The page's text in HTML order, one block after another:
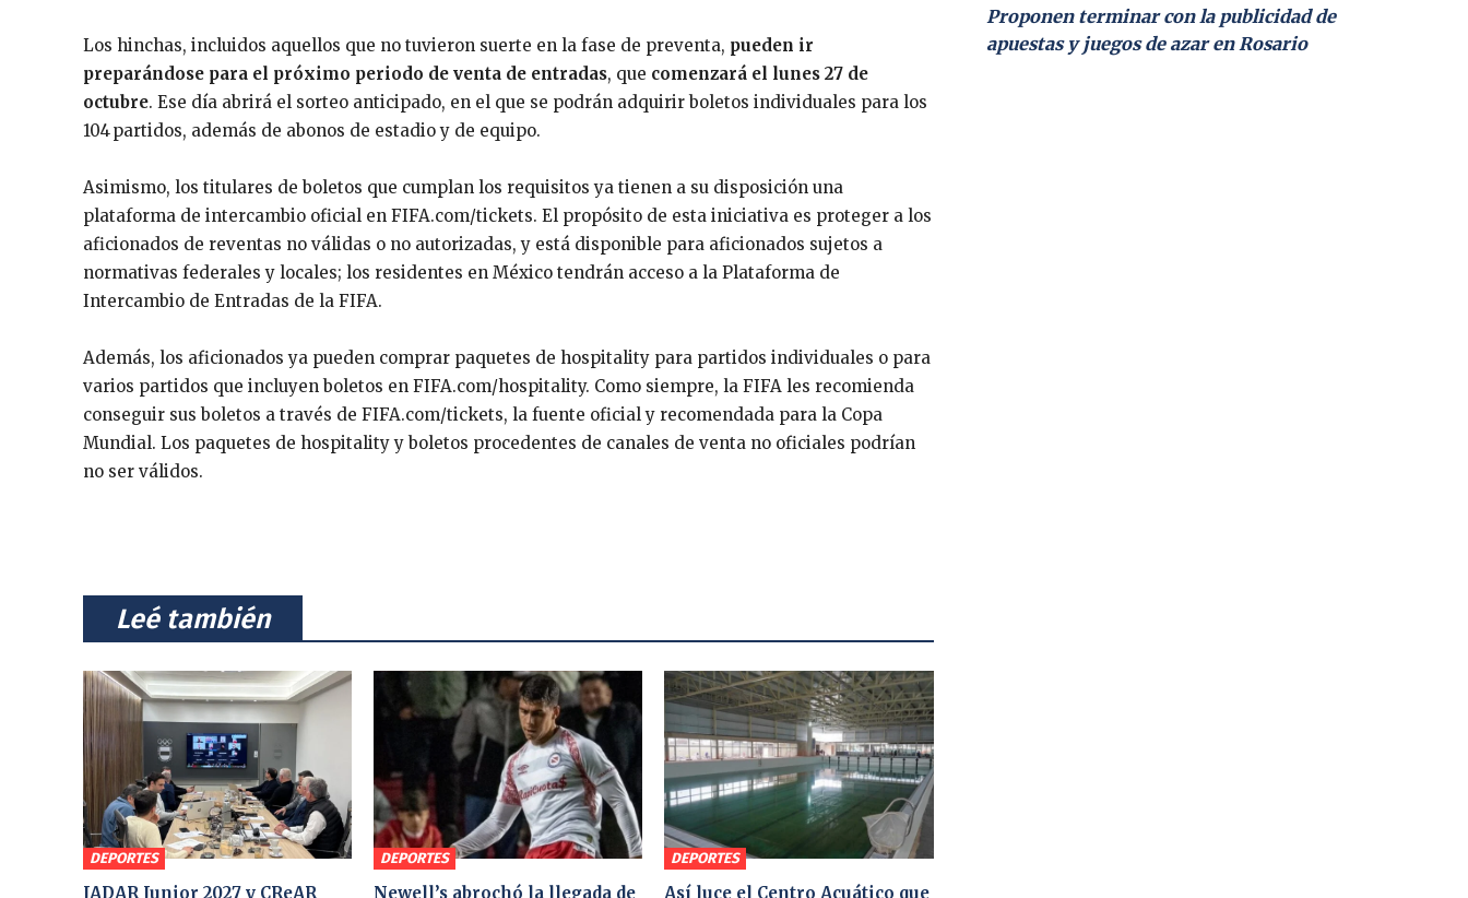
Los hinchas, incluidos aquellos que no tuvieron suerte en la fase de preventa, pueden ir
preparándose para el próximo periodo de venta de entradas, que comenzará el lunes 27 de
octubre. Ese día abrirá el sorteo anticipado, en el que se podrán adquirir boletos individuales para los
104 partidos, además de abonos de estadio y de equipo.
Asimismo, los titulares de boletos que cumplan los requisitos ya tienen a su disposición una
plataforma de intercambio oficial en FIFA.com/tickets. El propósito de esta iniciativa es proteger a los
aficionados de reventas no válidas o no autorizadas, y está disponible para aficionados sujetos a
normativas federales y locales; los residentes en México tendrán acceso a la Plataforma de
Intercambio de Entradas de la FIFA.
Además, los aficionados ya pueden comprar paquetes de hospitality para partidos individuales o para
varios partidos que incluyen boletos en FIFA.com/hospitality. Como siempre, la FIFA les recomienda
conseguir sus boletos a través de FIFA.com/tickets, la fuente oficial y recomendada para la Copa
Mundial. Los paquetes de hospitality y boletos procedentes de canales de venta no oficiales podrían
no ser válidos.
⠀Leé también⠀
DEPORTES
JADAR Junior 2027 y CReAR
DEPORTES
Newell’s abrochó la llegada de
DEPORTES
Así luce el Centro Acuático que
Proponen terminar con la publicidad de
apuestas y juegos de azar en Rosario